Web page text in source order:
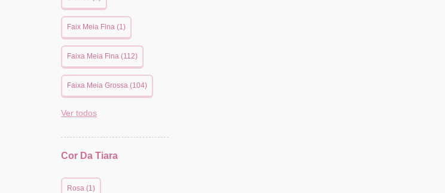
Faix Meia Fina (1)
Faixa Meia Fina (112)
Faixa Meia Grossa (104)
Ver todos
Cor Da Tiara
Rosa (1)